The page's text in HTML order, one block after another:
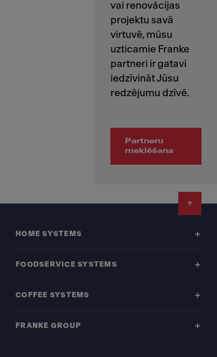
vai renovācijas
projektu savā
virtuvē, mūsu
uzticamie Franke
partneri ir gatavi
iedzīvināt Jūsu
Partneru
meklēšana
HOME SYSTEMS
FOODSERVICE SYSTEMS
COFFEE SYSTEMS
FRANKE GROUP